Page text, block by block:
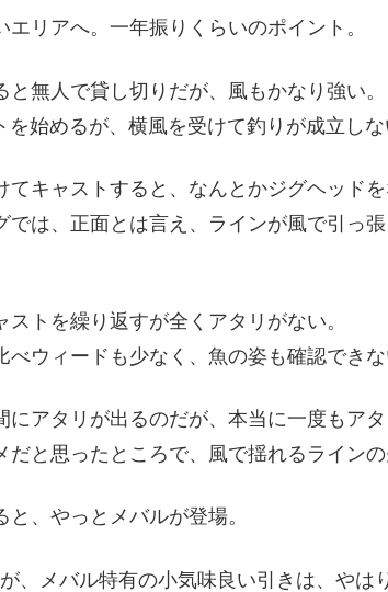
リアへ。一年振りくらいのポイント。
無人で貸し切りだが、風もかなり強い。
始めるが、横風を受けて釣りが成立しな
てキャストすると、なんとかジグヘッド
では、正面とは言え、ラインが風で引っ
トを繰り返すが全くアタリがない。
ウィードも少なく、魚の姿も確認できな
アタリが出るのだが、本当に一度もアタ
と思ったところで、風で揺れるラインの
、やっとメバルが登場。
、メバル特有の小気味良い引きは、やは